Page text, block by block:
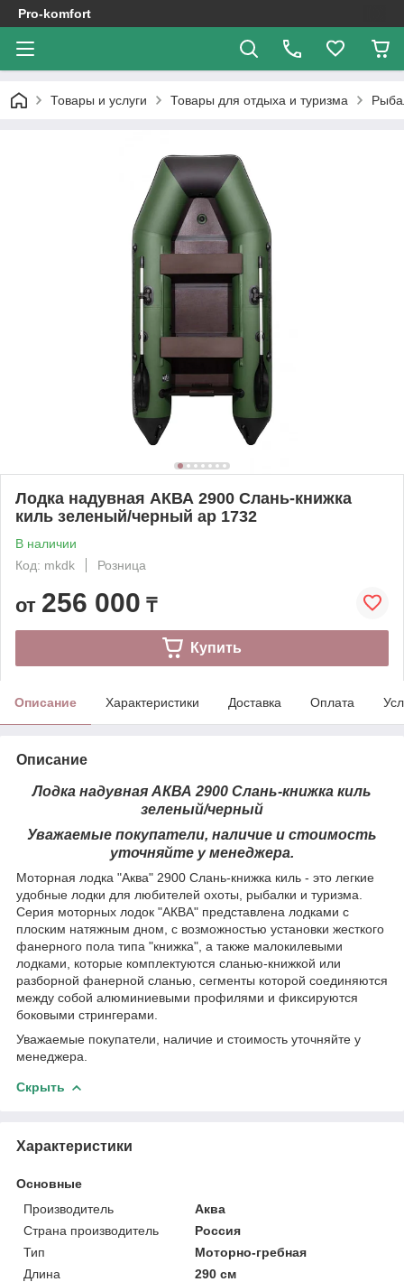
Pro-komfort
Товары и услуги Товары для отдыха и туризма
Лодка надувная АКВА 2900 Слань-книжка
киль зеленый/черный ар 1732
В наличии
Код: mkdk
Розница
от 256 000 ₸
Купить
Описание Характеристики Доставка Оплата
Описание
Лодка надувная АКВА 2900 Слань-книжка киль
зеленый/черный
Уважаемые покупатели, наличие и стоимость
уточняйте у менеджера.
Моторная лодка "Аква" 2900 Слань-книжка киль - это легкие
удобные лодки для любителей охоты, рыбалки и туризма.
Серия моторных лодок "АКВА" представлена лодками с
плоским натяжным дном, с возможностью установки жесткого
фанерного пола типа "книжка", а также малокилевыми
лодками, которые комплектуются сланью-книжкой или
разборной фанерной сланью, сегменты которой соединяются
между собой алюминиевыми профилями и фиксируются
боковыми стрингерами.
Уважаемые покупатели, наличие и стоимость уточняйте у
менеджера.
Скрыть
Характеристики
Основные
Производитель
Аква
Страна производитель
Россия
Тип
Моторно-гребная
Длина
290 см